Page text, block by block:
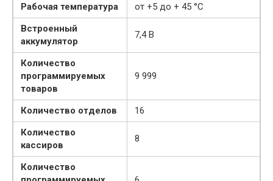
Рабочая температура
от +5 до + 45 °С
Встроенный
аккумулятор
7,4 В
Количество
программируемых
товаров
9 999
Количество отделов
16
Количество
кассиров
8
Количество